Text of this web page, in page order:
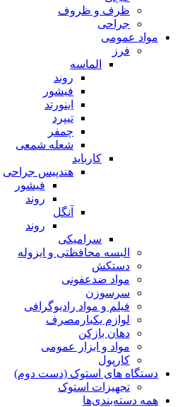
ظرف و ظروف
جراحی
مواد عمومی
فرز
الماسه
روند
فیشور
اینورتد
تیپرد
چمفر
شعله شمعی
کارباید
هندپیس جراحی
فیشور
روند
آنگل
روند
سرامیکی
البسه محافظتی و ایزوله
دستکش
مواد ضدعفونی
سرسوزن
فیلم و مواد رادیوگرافی
لوازم یکبارمصرف
دهان بازکن
مواد و ابزار عمومی
کارپول
دستگاه های استوک (دست دوم)
تجهیزات استوک
همه دسته‌بندی‌ها